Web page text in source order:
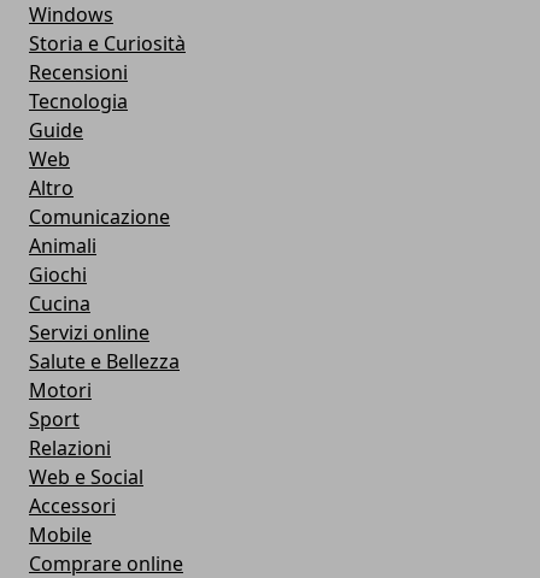
Windows
Storia e Curiosità
Recensioni
Tecnologia
Guide
Web
Altro
Comunicazione
Animali
Giochi
Cucina
Servizi online
Salute e Bellezza
Motori
Sport
Relazioni
Web e Social
Accessori
Mobile
Comprare online